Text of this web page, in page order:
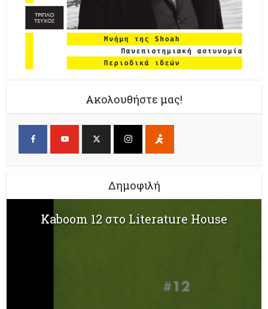
Ακολουθήστε μας!
Δημοφιλή
Kaboom 12 στο Literature House